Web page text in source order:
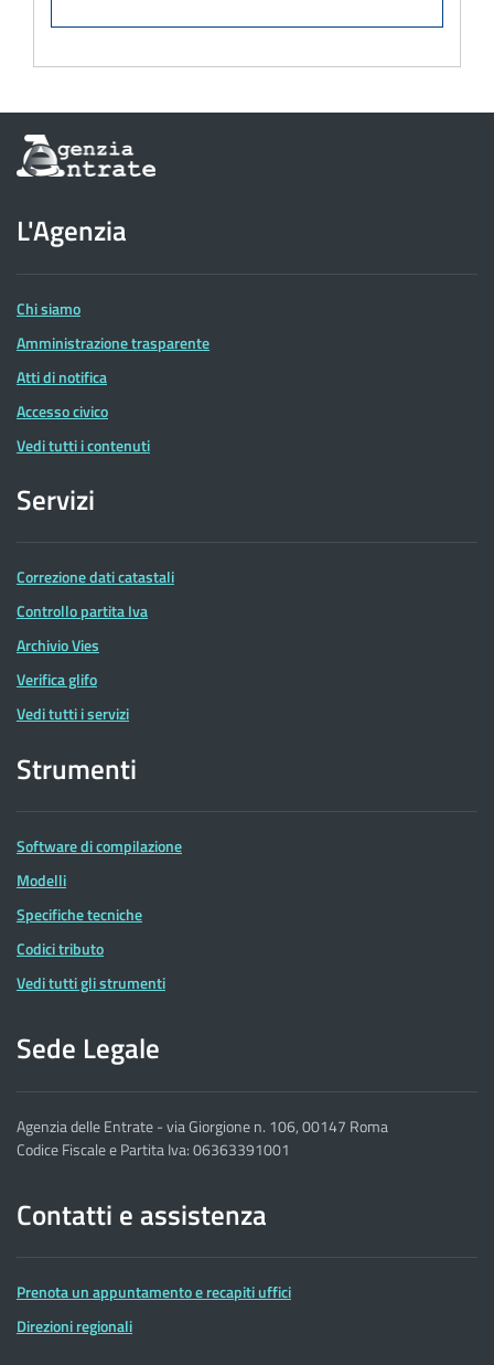
Informazioni
sul
dell'Agenzia
delle
Entrate
L'Agenzia
Chi siamo
Amministrazione trasparente
Atti di notifica
Accesso civico
Vedi tutti i contenuti
Servizi
Correzione dati catastali
Controllo partita Iva
Archivio Vies
Verifica glifo
Vedi tutti i servizi
Strumenti
Software di compilazione
Modelli
Specifiche tecniche
Codici tributo
Vedi tutti gli strumenti
Sede Legale
Agenzia delle Entrate - via Giorgione n. 106, 00147 Roma
Codice Fiscale e Partita Iva: 06363391001
Contatti e assistenza
Prenota un appuntamento e recapiti uffici
Direzioni regionali